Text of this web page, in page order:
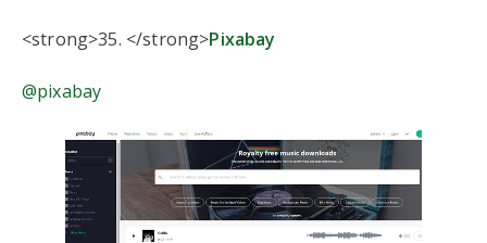
<strong>35. </strong>Pixabay
@pixabay